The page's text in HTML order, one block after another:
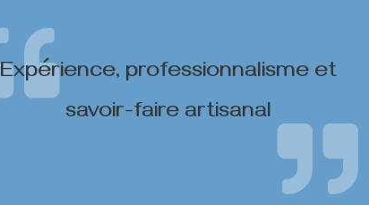
Expérience, professionnalisme et
savoir-faire artisanal